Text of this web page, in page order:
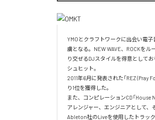
YMOとクラフトワークに出会い電
虜となる。NEW WAVE、ROCKを
り交ぜるDJスタイルを得意としてお
シュヒット。
2011年6月に発表された「REZ (Pray
り1位を獲得した。
また、コンピレーションCD「House
アレンジャー、エンジニアとして、
Ableton社のLiveを使用したトラッ